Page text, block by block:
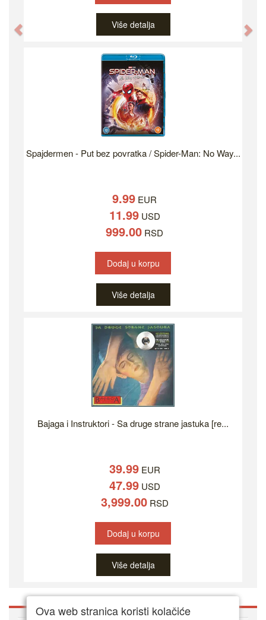
Više detalja
Spajdermen - Put bez povratka / Spider-Man: No Way...
9.99 EUR
11.99USD
999.00 RSD
Dodaj u korpu
Više detalja
Bajaga i Instruktori - Sa druge strane jastuka [re...
39.99EUR
47.99USD
3,999.00RSD
Dodaj u korpu
Više detalja
Ova web stranica koristi kolačiće